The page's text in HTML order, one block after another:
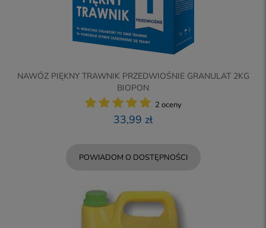
NAWÓZ PIĘKNY TRAWNIK PRZEDWIOŚNIE GRANULAT 2KG
BIOPON
2 oceny
33,99 zł
POWIADOM O DOSTĘPNOŚCI